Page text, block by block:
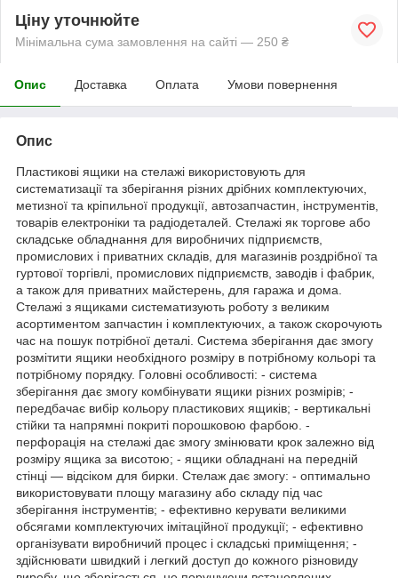
Ціну уточнюйте
Мінімальна сума замовлення на сайті — 250 ₴
Опис Доставка Оплата Умови повернення
Опис
Пластикові ящики на стелажі використовують для
систематизації та зберігання різних дрібних комплектуючих,
метизної та кріпильної продукції, автозапчастин, інструментів,
товарів електроніки та радіодеталей. Стелажі як торгове або
складське обладнання для виробничих підприємств,
промислових і приватних складів, для магазинів роздрібної та
гуртової торгівлі, промислових підприємств, заводів і фабрик,
а також для приватних майстерень, для гаража и дома.
Стелажі з ящиками систематизують роботу з великим
асортиментом запчастин і комплектуючих, а також скорочують
час на пошук потрібної деталі. Система зберігання дає змогу
розмітити ящики необхідного розміру в потрібному кольорі та
потрібному порядку. Головні особливості: - система
зберігання дає змогу комбінувати ящики різних розмірів; -
передбачає вибір кольору пластикових ящиків; - вертикальні
стійки та напрямні покриті порошковою фарбою. -
перфорація на стелажі дає змогу змінювати крок залежно від
розміру ящика за висотою; - ящики обладнані на передній
стінці — відсіком для бирки. Стелаж дає змогу: - оптимально
використовувати площу магазину або складу під час
зберігання інструментів; - ефективно керувати великими
обсягами комплектуючих імітаційної продукції; - ефективно
організувати виробничий процес і складські приміщення; -
здійснювати швидкий і легкий доступ до кожного різновиду